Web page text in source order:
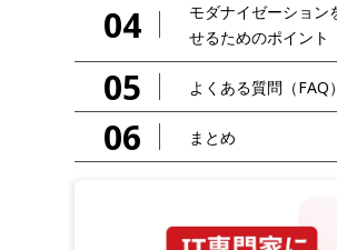
04
モダナイゼーション
せるためのポイント
05 よくある質問（FAQ）
06 まとめ